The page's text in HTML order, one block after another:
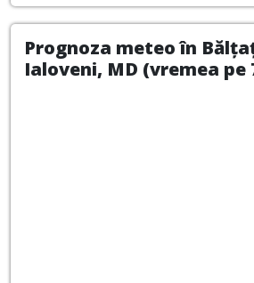
Prognoza meteo în
Ialoveni, MD (vremea pe